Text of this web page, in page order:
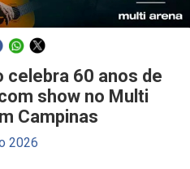
celebra 60 anos de
show no Multi
Campinas
2026